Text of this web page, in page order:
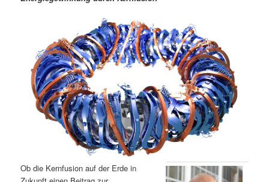
eä
n
Ob die Kernfusion auf der Erde in